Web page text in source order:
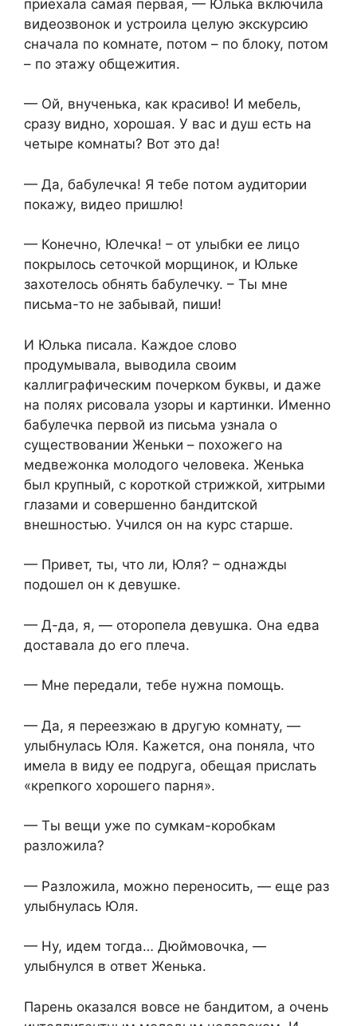
приехала самая первая, — Юлька включила
видеозвонок и устроила целую экскурсию
сначала по комнате, потом – по блоку, потом
– по этажу общежития.
— Ой, внученька, как красиво! И мебель,
сразу видно, хорошая. У вас и душ есть на
четыре комнаты? Вот это да!
— Да, бабулечка! Я тебе потом аудитории
покажу, видео пришлю!
— Конечно, Юлечка! – от улыбки ее лицо
покрылось сеточкой морщинок, и Юльке
захотелось обнять бабулечку. – Ты мне
письма-то не забывай, пиши!
И Юлька писала. Каждое слово
продумывала, выводила своим
каллиграфическим почерком буквы, и даже
на полях рисовала узоры и картинки. Именно
бабулечка первой из письма узнала о
существовании Женьки – похожего на
медвежонка молодого человека. Женька
был крупный, с короткой стрижкой, хитрыми
глазами и совершенно бандитской
внешностью. Учился он на курс старше.
— Привет, ты, что ли, Юля? – однажды
подошел он к девушке.
— Д-да, я, — оторопела девушка. Она едва
доставала до его плеча.
— Мне передали, тебе нужна помощь.
— Да, я переезжаю в другую комнату, —
улыбнулась Юля. Кажется, она поняла, что
имела в виду ее подруга, обещая прислать
«крепкого хорошего парня».
— Ты вещи уже по сумкам-коробкам
разложила?
— Разложила, можно переносить, — еще раз
улыбнулась Юля.
— Ну, идем тогда… Дюймовочка, —
улыбнулся в ответ Женька.
Парень оказался вовсе не бандитом, а очень